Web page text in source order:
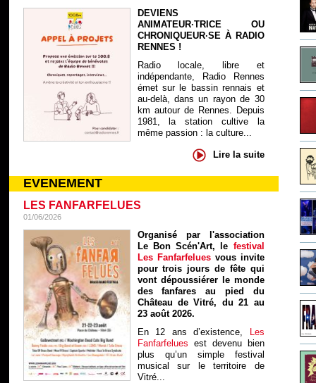
DEVIENS
ANIMATEUR·TRICE OU
CHRONIQUEUR·SE À RADIO
RENNES !
Radio locale, libre et
indépendante, Radio Rennes
émet sur le bassin rennais et
au-delà, dans un rayon de 30
km autour de Rennes. Depuis
1981, la station cultive la
même passion : la culture...
Lire la suite
EVENEMENT
LES FANFARFELUES
01/06/2026
Organisé par l'association
Le Bon Scén'Art, le festival
Les Fanfarfelues vous invite
pour trois jours de fête qui
vont dépoussiérer le monde
des fanfares au pied du
Château de Vitré, du 21 au
23 août 2026.
En 12 ans d’existence, Les
Fanfarfelues est devenu bien
plus qu’un simple festival
musical sur le territoire de
Vitré...